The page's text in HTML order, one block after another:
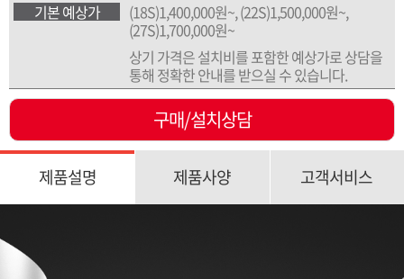
기본 예상가
(18S)1,400,000원~, (22S)1,500,000원~,
(27S)1,700,000원~
상기 가격은 설치비를 포함한 예상가로 상담을
통해 정확한 안내를 받으실 수 있습니다.
구매/설치상담
제품설명 제품사양 고객서비스